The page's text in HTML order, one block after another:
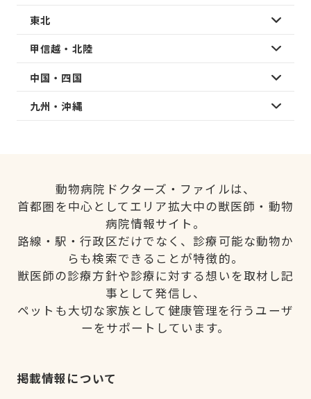
東北
甲信越・北陸
中国・四国
九州・沖縄
動物病院ドクターズ・ファイルは、
首都圏を中心としてエリア拡大中の獣医師・動物
病院情報サイト。
路線・駅・行政区だけでなく、診療可能な動物か
らも検索できることが特徴的。
獣医師の診療方針や診療に対する想いを取材し記
事として発信し、
ペットも大切な家族として健康管理を行うユーザ
ーをサポートしています。
掲載情報について